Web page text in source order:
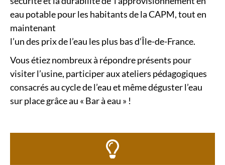
eau potable pour les habitants de la CAPM, tout en
maintenant
l’un des prix de l’eau les plus bas d’Île-de-France.
Vous étiez nombreux à répondre présents pour
visiter l’usine, participer aux ateliers pédagogiques
consacrés au cycle de l’eau et même déguster l’eau
sur place grâce au « Bar à eau » !